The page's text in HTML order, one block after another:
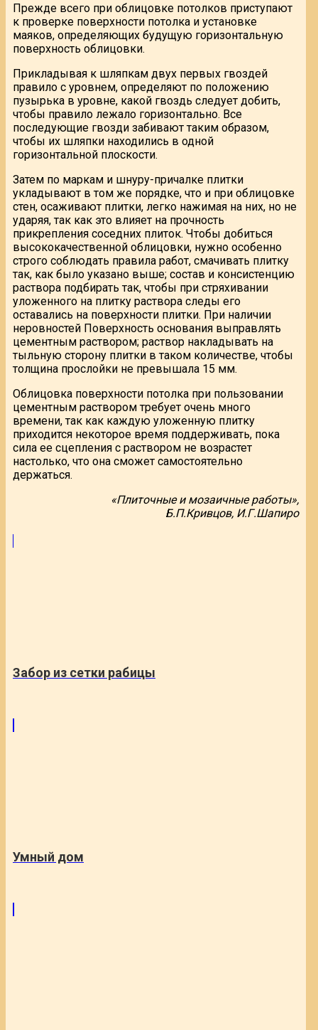
Прежде всего при облицовке потолков приступают
к проверке поверхности потолка и установке
маяков, определяющих будущую горизонтальную
поверхность облицовки.
Прикладывая к шляпкам двух первых гвоздей
правило с уровнем, определяют по положению
пузырька в уровне, какой гвоздь следует добить,
чтобы правило лежало горизонтально. Все
последующие гвозди забивают таким образом,
чтобы их шляпки находились в одной
горизонтальной плоскости.
Затем по маркам и шнуру-причалке плитки
укладывают в том же порядке, что и при облицовке
стен, осаживают плитки, легко нажимая на них, но не
ударяя, так как это влияет на прочность
прикрепления соседних плиток. Чтобы добиться
высококачественной облицовки, нужно особенно
строго соблюдать правила работ, смачивать плитку
так, как было указано выше; состав и консистенцию
раствора подбирать так, чтобы при стряхивании
уложенного на плитку раствора следы его
оставались на поверхности плитки. При наличии
неровностей Поверхность основания выправлять
цементным раствором; раствор накладывать на
тыльную сторону плитки в таком количестве, чтобы
толщина прослойки не превышала 15 мм.
Облицовка поверхности потолка при пользовании
цементным раствором требует очень много
времени, так как каждую уложенную плитку
приходится некоторое время поддерживать, пока
сила ее сцепления с раствором не возрастет
настолько, что она сможет самостоятельно
держаться.
«Плиточные и мозаичные работы»,
Б.П.Кривцов, И.Г.Шапиро
Забор из сетки рабицы
Умный дом